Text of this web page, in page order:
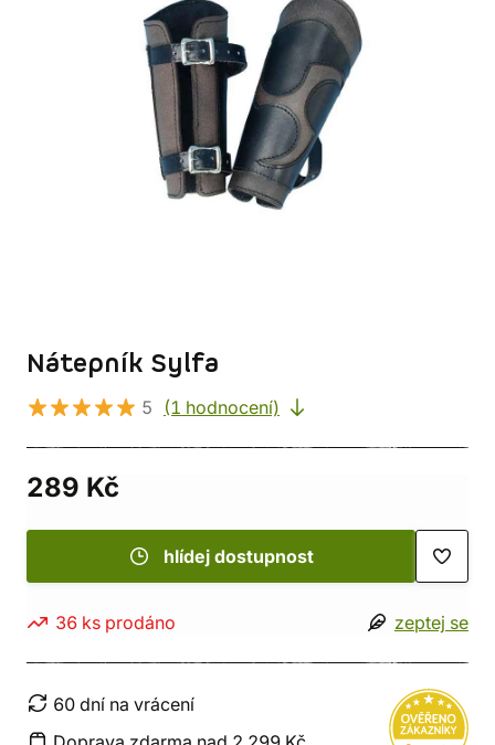
Nátepník Sylfa
5 (1 hodnocení)
289 Kč
hlídej dostupnost
36 ks prodáno zeptej se
60 dní na vrácení